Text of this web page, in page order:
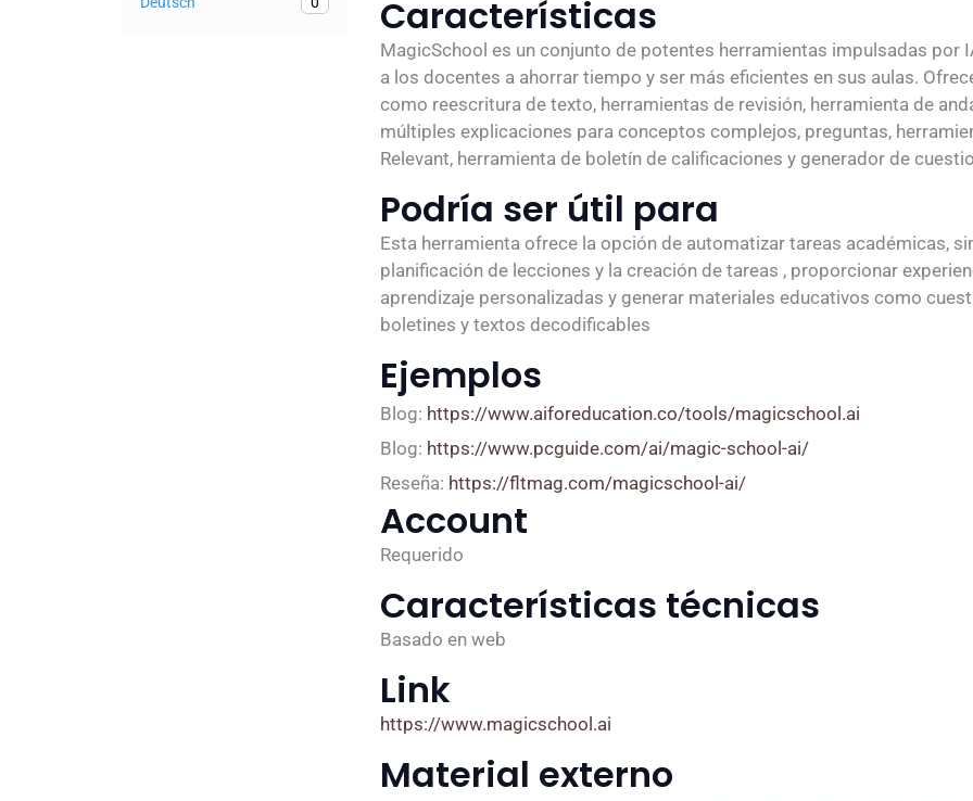
Características
MagicSchool es un conjunto de potentes herramientas impulsadas por
a los docentes a ahorrar tiempo y ser más eficientes en sus aulas.
como reescritura de texto, herramientas de revisión, herramienta de
múltiples explicaciones para conceptos complejos, preguntas,
Relevant, herramienta de boletín de calificaciones y generador de
Podría ser útil para
Esta herramienta ofrece la opción de automatizar tareas académicas,
planificación de lecciones y la creación de tareas , proporcionar
aprendizaje personalizadas y generar materiales educativos como
boletines y textos decodificables
Ejemplos
Blog: https://www.aiforeducation.co/tools/magicschool.ai
Blog: https://www.pcguide.com/ai/magic-school-ai/
Reseña: https://fltmag.com/magicschool-ai/
Account
Requerido
Características técnicas
Basado en web
Link
https://www.magicschool.ai
Material externo